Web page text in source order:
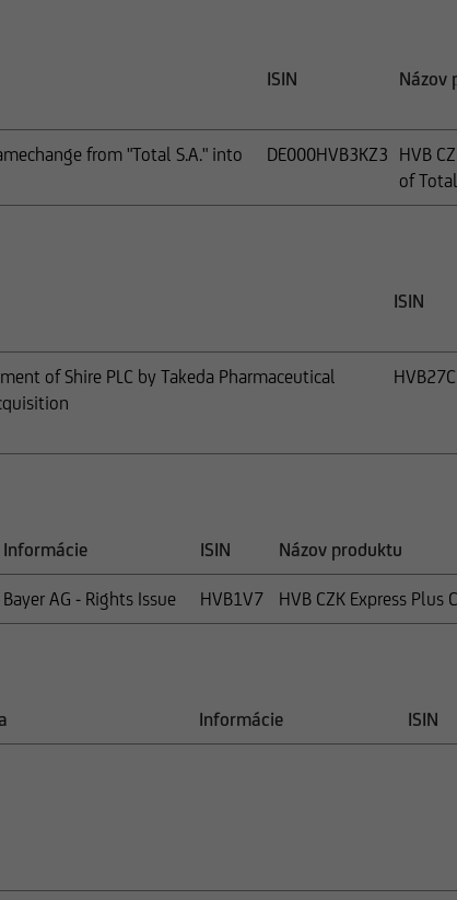
ISIN Názov
from "Total S.A." into
DE000HVB3KZ3 HVB
of
ISIN
of Shire PLC by Takeda Pharmaceutical
HVB27C
Informácie ISIN Názov produktu
Bayer AG - Rights Issue HVB1V7 HVB CZK Express Plus
Informácie ISIN